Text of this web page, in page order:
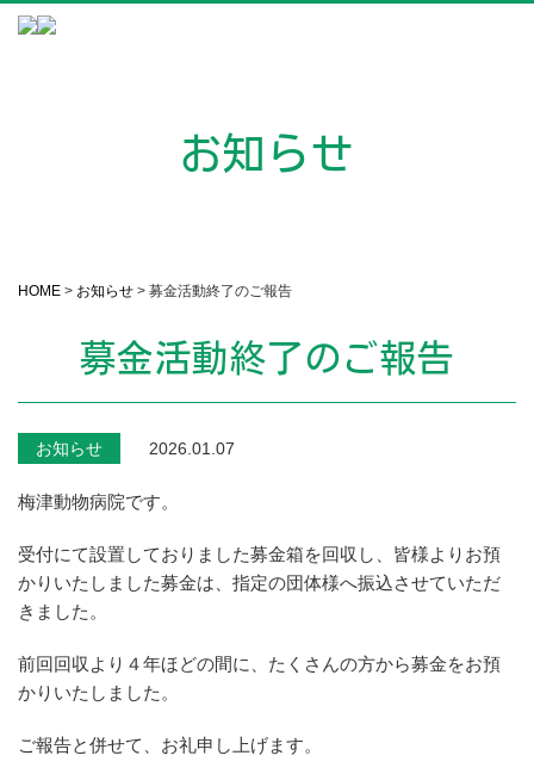
お知らせ
HOME > お知らせ > 募金活動終了のご報告
募金活動終了のご報告
お知らせ 2026.01.07
梅津動物病院です。
受付にて設置しておりました募金箱を回収し、皆様よりお預
かりいたしました募金は、指定の団体様へ振込させていただ
きました。
前回回収より４年ほどの間に、たくさんの方から募金をお預
かりいたしました。
ご報告と併せて、お礼申し上げます。